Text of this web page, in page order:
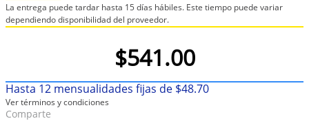
La entrega puede tardar hasta 15 días hábiles. Este tiempo puede variar
dependiendo disponibilidad del proveedor.
$541.00
Hasta 12 mensualidades fijas de $48.70
Ver términos y condiciones
Comparte
5.
ariana grande
8.
manga
9.